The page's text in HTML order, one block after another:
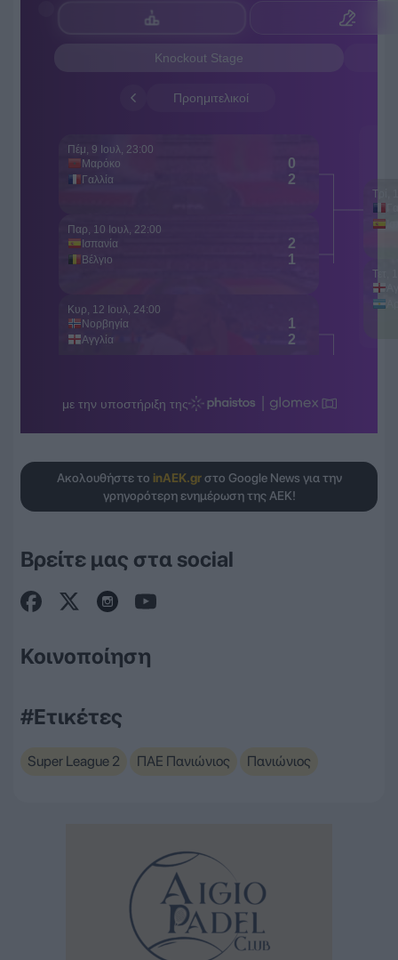
Ακολουθήστε το inAEK.grστο Google News για την
γρηγορότερη ενημέρωση της ΑΕΚ!
Βρείτε μας στα social
Κοινοποίηση
#Ετικέτες
Super League 2 ΠΑΕ Πανιώνιος Πανιώνιος